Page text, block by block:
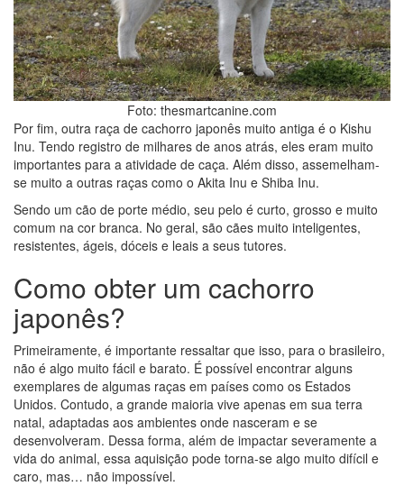
Foto: thesmartcanine.com
Por fim, outra raça de cachorro japonês muito antiga é o Kishu
Inu. Tendo registro de milhares de anos atrás, eles eram muito
importantes para a atividade de caça. Além disso, assemelham-
se muito a outras raças como o Akita Inu e Shiba Inu.
Sendo um cão de porte médio, seu pelo é curto, grosso e muito
comum na cor branca. No geral, são cães muito inteligentes,
resistentes, ágeis, dóceis e leais a seus tutores.
Como obter um cachorro
japonês?
Primeiramente, é importante ressaltar que isso, para o brasileiro,
não é algo muito fácil e barato. É possível encontrar alguns
exemplares de algumas raças em países como os Estados
Unidos. Contudo, a grande maioria vive apenas em sua terra
natal, adaptadas aos ambientes onde nasceram e se
desenvolveram. Dessa forma, além de impactar severamente a
vida do animal, essa aquisição pode torna-se algo muito difícil e
caro, mas… não impossível.